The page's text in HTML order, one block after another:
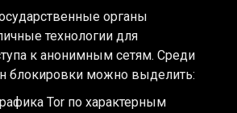
органы
технологии для
к анонимным сетям. Среди
блокировки можно выделить:
Tor по характерным